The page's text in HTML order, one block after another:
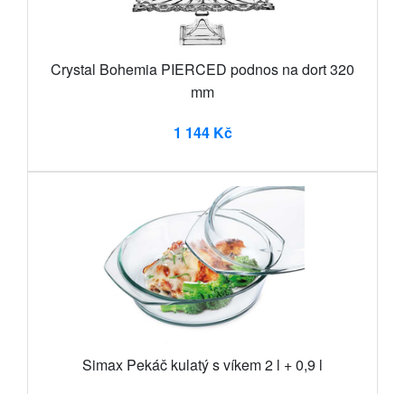
Crystal Bohemia PIERCED podnos na dort 320
mm
1 144 Kč
Simax Pekáč kulatý s víkem 2 l + 0,9 l